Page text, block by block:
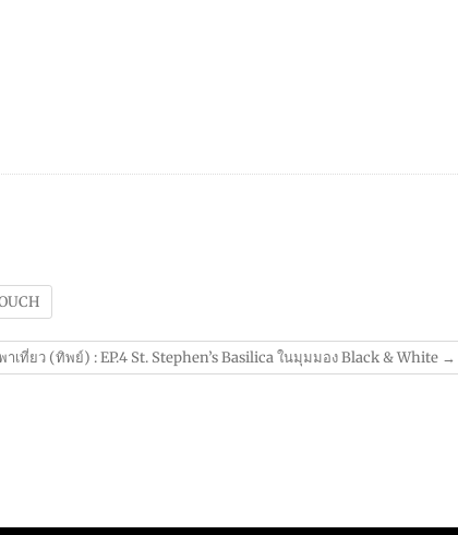
าเที่ยว (ทิพย์) : EP.4 St. Stephen’s Basilica ในมุมมอง Black & White →